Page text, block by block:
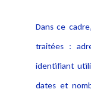
raisonnable qui
éviter une
Enfin, pour le
Dans ce
traitées :
identifiant
dates et